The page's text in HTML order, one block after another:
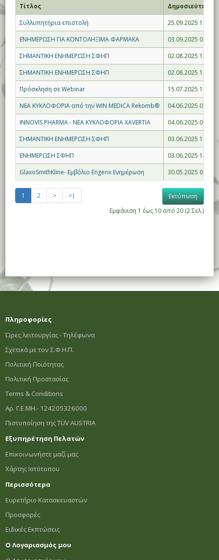
Τίτλος
Δημοσιεύτηκε
Συλλυπητήρια επιστολή
25.09.2025 11:42
ΕΝΗΜΕΡΩΣΗ ΓΙΑ ΚΟΝΤΟΛΗΞΙΜΑ ΦΑΡΜΑΚΑ
03.09.2025 09:30
ΣΗΜΑΝΤΙΚΗ ΕΝΗΜΕΡΩΣΗ ΣΦΗΠ
02.08.2025 18:24
ΣΗΜΑΝΤΙΚΗ ΕΝΗΜΕΡΩΣΗ ΣΦΗΠ
02.08.2025 12:25
Πρόσκληση σε Webinar
15.07.2025 10:04
ΝΕΑ ΚΥΚΛΟΦΟΡΙΑ από την WIN MEDICA Rekomb®
04.06.2025 09:55
INNOVIS PHARMA - NEA ΚΥΚΛΟΦΟΡΙΑ XAVERTIA
04.06.2025 09:55
ΣΗΜΑΝΤΙΚΗ ΕΝΗΜΕΡΩΣΗ ΣΦΗΠ
03.06.2025 18:42
ΕΝΗΜΕΡΩΣΗ ΣΦΗΠ
03.06.2025 13:30
GlaxoSmithKline- Εμβόλιο Engerix Ενημέρωση
30.05.2025 08:48
Εκτύπωση
1 2 >
>|
Εμφάνιση 1 έως 10 από 20 (2 Σελ.)
Πληροφορίες
Ώρες λειτουργίας - Τηλέφωνα
Σχετικά με τον Σ.Φ.Η.Π.
Πολιτική Ποιότητας
Πολιτική Προστασίας
Terms & Conditions
Αρ. Γ.Ε.ΜΗ.- 124205326000
Πιστοποίηση της TÜV AUSTRIA
Εξυπηρέτηση Πελατών
Επικοινωνήστε μαζί μας
Χάρτης Ιστότοπου
Περισσότερα
Ευρετήριο Κατασκευαστών
Προσφορές
Ειδικές Εκπτώσεις
Ο Λογαριασμός μου